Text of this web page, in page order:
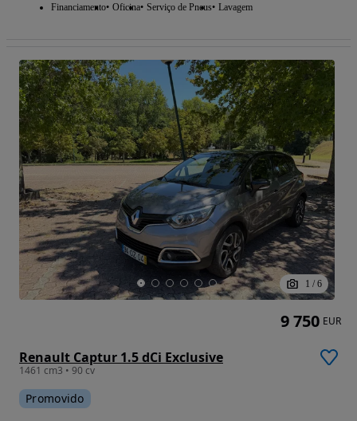
Financiamento Oficina Serviço de Pneus Lavagem
1 / 6
Renault Captur 1.5 dCi Exclusive
1461 cm3 • 90 cv
Promovido
9 750 EUR